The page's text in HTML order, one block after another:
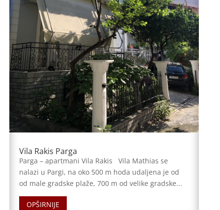
Vila Rakis Parga
Parga – apartmani Vila Rakis Vila Mathias se
nalazi u Pargi, na oko 500 m hoda udaljena je od
od male gradske plaže, 700 m od velike gradske...
OPŠIRNIJE